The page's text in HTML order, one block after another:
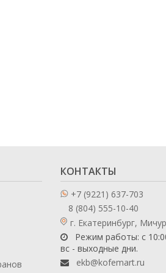
КОНТАКТЫ
+7 (9221) 637-703
8 (804) 555-10-40
г. Екатеринбург,
Режим работы: с
вс - выходные дни.
ekb@kofemart.ru